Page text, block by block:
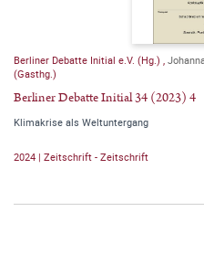
Berliner Debatte Initial e.V. (Hg.)
(Gasthg.)
Berliner Debatte Initial 34 (2023) 4
Klimakrise als Weltuntergang
2024 | Zeitschrift - Zeitschrift